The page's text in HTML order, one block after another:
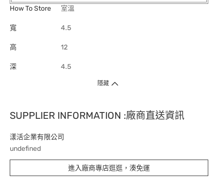
How To Store
室溫
寬 4.5
高 12
深 4.5
隱藏
SUPPLIER INFORMATION :廠商直送資訊
漾活企業有限公司
undefined
進入廠商專店逛逛，湊免運